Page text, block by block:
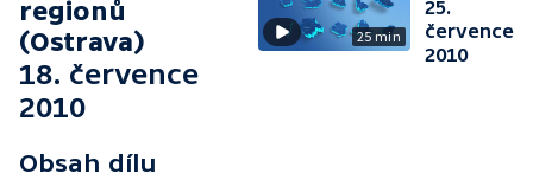
regionů
(Ostrava)
18. července
2010
Obsah dílu
25 min
25.
července
2010